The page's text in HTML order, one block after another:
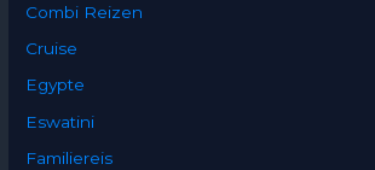
Combi Reizen
Cruise
Egypte
Eswatini
Familiereis